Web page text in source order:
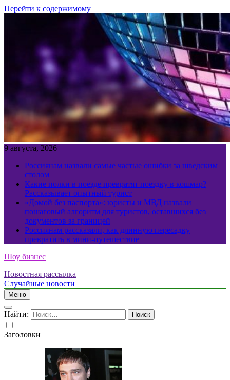
Перейти к содержимому
9 августа, 2026
Россиянам назвали самые частые ошибки за шведским
столом
Какие полки в поезде превратят поездку в кошмар?
Рассказывает опытный турист
«Домой без паспорта»: юристы и МВД назвали
пошаговый алгоритм для туристов, оставшихся без
документов за границей
Россиянам рассказали, как длинную пересадку
превратить в мини-путешествие
Шоу бизнес
Новостная рассылка
Случайные новости
Меню
Найти:
Заголовки